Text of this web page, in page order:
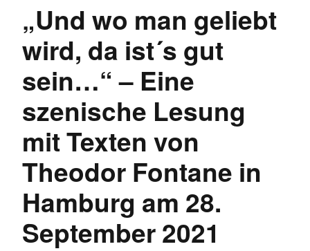
„Und wo man geliebt
wird, da ist´s gut
sein…“ – Eine
szenische Lesung
mit Texten von
Theodor Fontane in
Hamburg am 28.
September 2021